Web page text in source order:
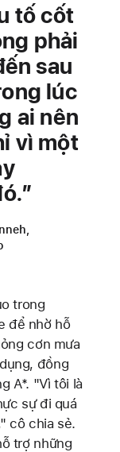
tố cốt
phải
sau
lúc
ai nên
vì một
trong
để nhờ hỗ
cơn mưa
đồng
A*. "Vì tôi là
sự đi quá
cô chia sẻ.
trợ những